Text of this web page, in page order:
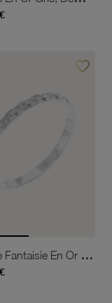
favorite_borderAjouter
Alliance Fantaisie En Or Gris, 2mm